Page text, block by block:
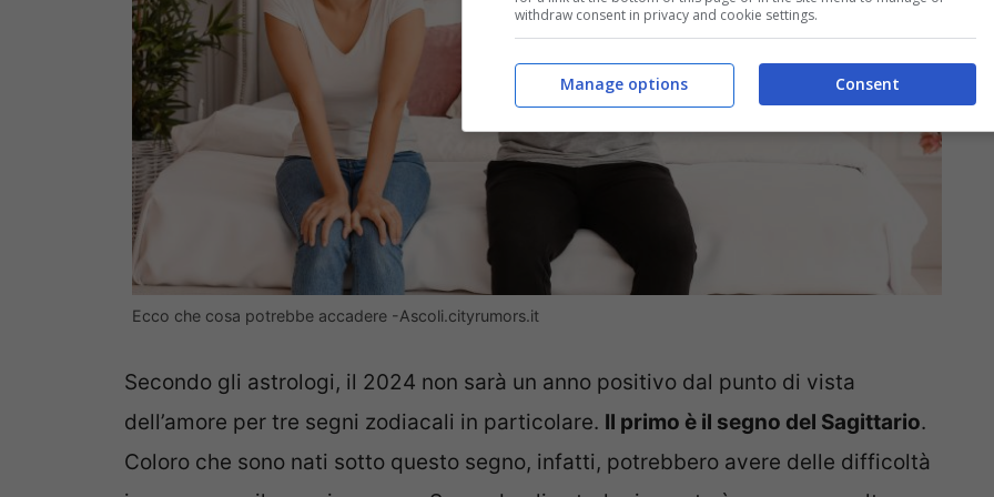
Ecco che cosa potrebbe accadere -Ascoli.cityrumors.it
Secondo gli astrologi, il 2024 non sarà un anno positivo dal punto di vista
dell’amore per tre segni zodiacali in particolare. Il primo è il segno del Sagittario.
Coloro che sono nati sotto questo segno, infatti, potrebbero avere delle difficoltà
withdraw consent in privacy and cookie settings.
Consent
Manage options